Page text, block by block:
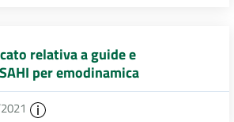
relativa a guide e
per emodinamica